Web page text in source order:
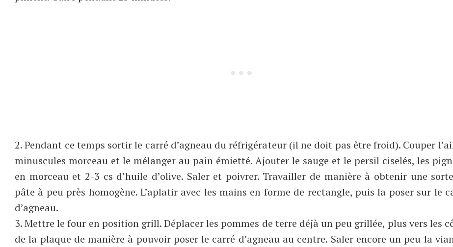
2. Pendant ce temps sortir le carré d’agneau du réfrigérateur (il ne doit pas être froid). Couper
minuscules morceau et le mélanger au pain émietté. Ajouter le sauge et le persil ciselés, les
en morceau et 2-3 cs d’huile d’olive. Saler et poivrer. Travailler de manière à obtenir une
pâte à peu près homogène. L’aplatir avec les mains en forme de rectangle, puis la poser sur le
d’agneau.
3. Mettre le four en position grill. Déplacer les pommes de terre déjà un peu grillée, plus vers les
de la plaque de manière à pouvoir poser le carré d’agneau au centre. Saler encore un peu la